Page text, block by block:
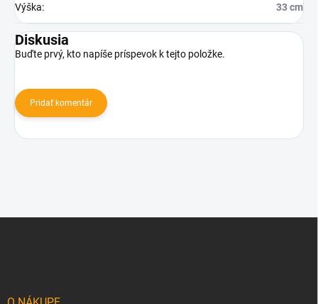
Výška: 33 cm
Diskusia
Buďte prvý, kto napíše príspevok k tejto položke.
Pridať komentár